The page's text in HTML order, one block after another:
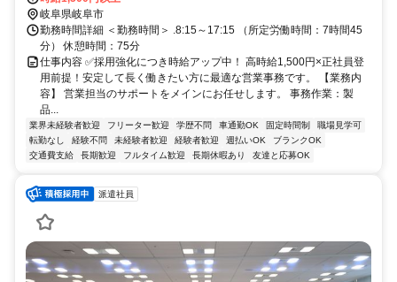
岐阜県岐阜市
勤務時間詳細 ＜勤務時間＞ .8:15～17:15 （所定労働時間：7時間45
分） 休憩時間：75分
仕事内容 ✅採用強化につき時給アップ中！ 高時給1,500円×正社員登
用前提！安定して長く働きたい方に最適な営業事務です。 【業務内
容】 営業担当のサポートをメインにお任せします。 事務作業：製
品...
業界未経験者歓迎 フリーター歓迎 学歴不問 車通勤OK 固定時間制
職場見学可
転勤なし
経験不問 未経験者歓迎 経験者歓迎 週払いOK
ブランクOK
交通費支給
長期歓迎 フルタイム歓迎 長期休暇あり 友達と応募OK
派遣社員